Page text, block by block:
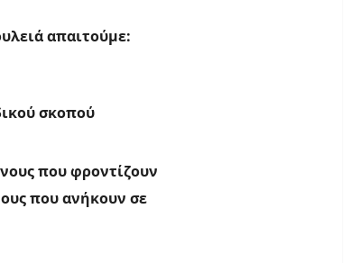
απαιτούμε:
σκοπού
που φροντίζουν
που ανήκουν σε